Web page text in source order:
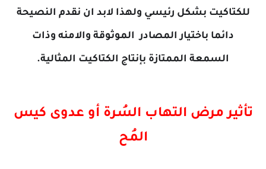
للكتاكيت بشكل رئيسي ولهذا لابد ان نقدم النصيحة
دائما باختيار المصادر الموثوقة والامنه وذات
السمعة الممتازة بإنتاج الكتاكيت المثالية.
تأثير مرض التهاب السُرة أو عدوى كيس
المُح